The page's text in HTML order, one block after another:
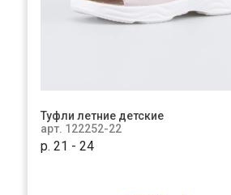
Туфли летние детские
арт. 122252-22
р. 21 - 24